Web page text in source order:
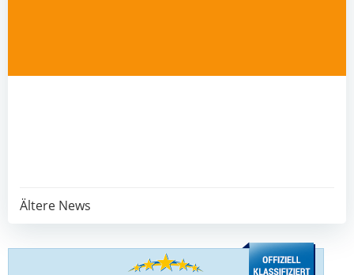
Post
navigation
Ältere News